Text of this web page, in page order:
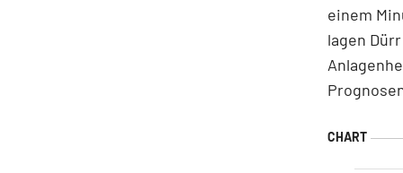
einem
lagen